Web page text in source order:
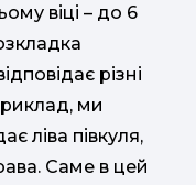
віці – до 6
різні
ми
ліва півкуля,
Саме в цей